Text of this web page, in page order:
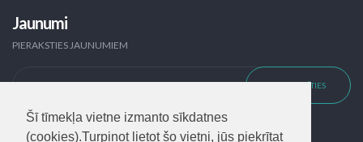
Šī tīmekļa vietne izmanto sīkdatnes
(cookies).Turpinot lietot šo vietni, jūs piekrītat
Jaunumi
PIERAKSTIES JAUNUMIEM